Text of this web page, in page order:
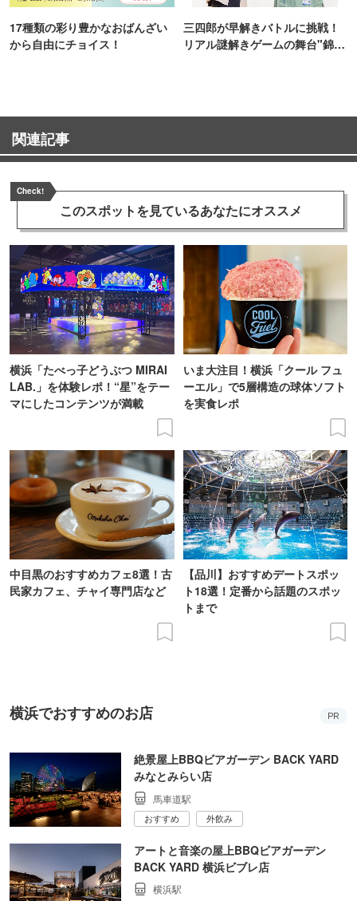
17種類の彩り豊かなおばんざい
から自由にチョイス！
三四郎が早解きバトルに挑戦！
リアル謎解きゲームの舞台"錦糸
関連記事
Check!
このスポットを見ているあなたにオススメ
横浜「たべっ子どうぶつ MIRAI
LAB.」を体験レポ！“星”をテー
マにしたコンテンツが満載
いま大注目！横浜「クール フュ
ーエル」で5層構造の球体ソフト
を実食レポ
中目黒のおすすめカフェ8選！古
民家カフェ、チャイ専門店など
【品川】おすすめデートスポッ
ト18選！定番から話題のスポッ
トまで
横浜でおすすめのお店 PR
絶景屋上BBQビアガーデン BACK YARD
みなとみらい店
馬車道駅
おすすめ 外飲み
アートと音楽の屋上BBQビアガーデン
BACK YARD 横浜ビブレ店
横浜駅